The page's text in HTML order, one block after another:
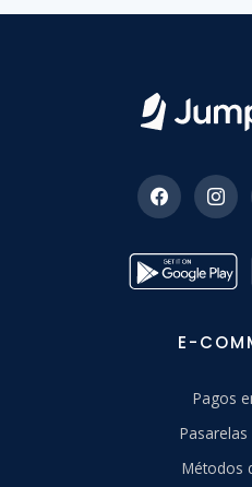
E-
Pagos
Métodos